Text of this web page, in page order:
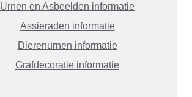
Urnen en Asbeelden informatie
Assieraden informatie
Dierenurnen informatie
Grafdecoratie informatie